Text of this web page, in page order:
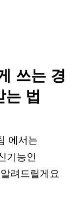
쓰는 경
는 법
에서는
기능인
려드릴게요